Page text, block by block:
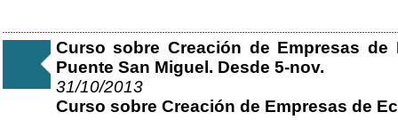
Curso sobre Creación de Empresas
Puente San Miguel. Desde 5-nov.
31/10/2013
Curso sobre Creación de Empresas de